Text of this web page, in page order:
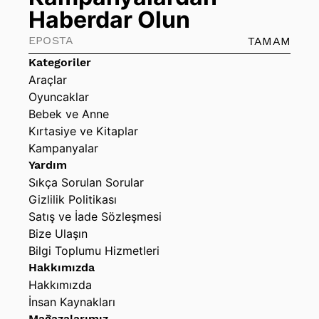
içerir.
Kategoriler
Araçlar
Oyuncaklar
Bebek ve Anne
Kırtasiye ve Kitaplar
Kampanyalar
Yardım
Sıkça Sorulan Sorular
Gizlilik Politikası
Satış ve İade Sözleşmesi
Bize Ulaşın
Bilgi Toplumu Hizmetleri
Hakkımızda
Hakkımızda
İnsan Kaynakları
Haberdar Olun
TAMAM